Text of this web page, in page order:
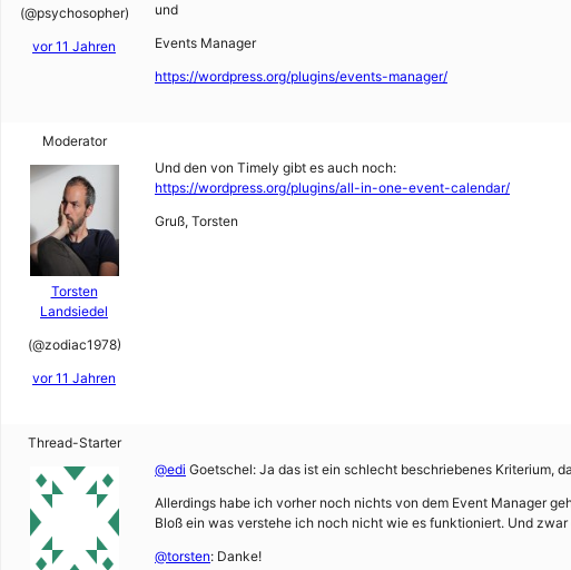
(@psychosopher)
vor 11 Jahren
und
Events Manager
https://wordpress.org/plugins/events-manager/
Moderator
Torsten
Landsiedel
(@zodiac1978)
vor 11 Jahren
Und den von Timely gibt es auch noch:
https://wordpress.org/plugins/all-in-one-event-calendar/
Gruß, Torsten
Thread-Starter
@edi Goetschel: Ja das ist ein schlecht beschriebenes Kriterium,
Allerdings habe ich vorher noch nichts von dem Event Manager
Bloß ein was verstehe ich noch nicht wie es funktioniert. Und
@torsten: Danke!